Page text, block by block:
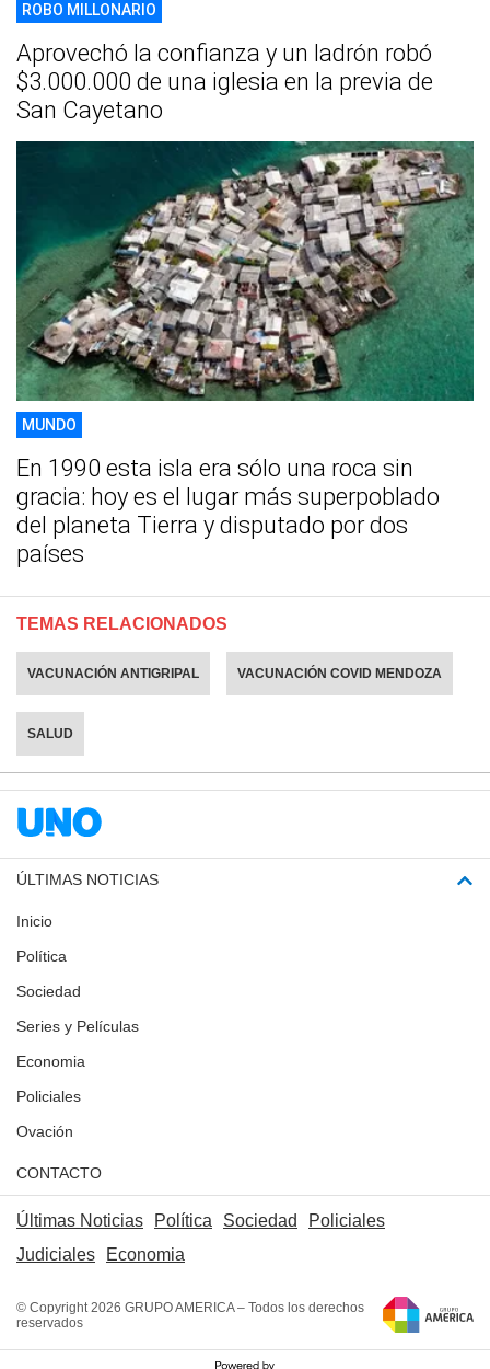
ROBO MILLONARIO
Aprovechó la confianza y un ladrón robó
$3.000.000 de una iglesia en la previa de
San Cayetano
MUNDO
En 1990 esta isla era sólo una roca sin
gracia: hoy es el lugar más superpoblado
del planeta Tierra y disputado por dos
países
TEMAS RELACIONADOS
VACUNACIÓN ANTIGRIPAL VACUNACIÓN COVID MENDOZA
SALUD
ÚLTIMAS NOTICIAS
Inicio
Política
Sociedad
Series y Películas
Economia
Policiales
Ovación
CONTACTO
Últimas Noticias Política Sociedad
Policiales
Judiciales
Economia
© Copyright 2026 GRUPO AMERICA – Todos los derechos
reservados